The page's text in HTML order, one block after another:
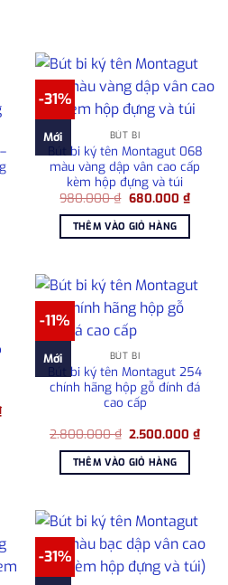
₫.
-31%
Mới BÚT BI
Bút bi ký tên Montagut 068
màu vàng dập vân cao cấp
kèm hộp đựng và túi
980.000₫ Giá
là:
980.000 ₫.
680.000 ₫Giá
hiện
THÊM VÀO GIỎ HÀNG
Giá
hiện
1.800.000 ₫.
-11%
Mới BÚT BI
Bút bi ký tên Montagut 254
chính hãng hộp gỗ đính đá
cao cấp
2.800.000₫ Giá
là:
2.800.000 ₫.
2.500.000₫Giá
hiện
THÊM VÀO GIỎ HÀNG
-31%